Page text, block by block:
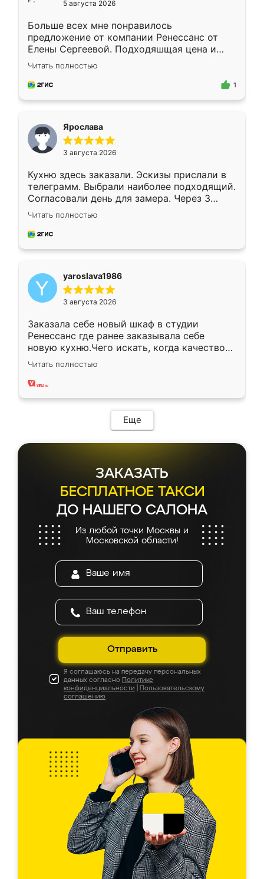
5 августа 2026
Больше всех мне понравилось
предложение от компании Ренессанс от
Елены Сергеевой. Подходяшщая цена и
короткие сроки изготовления. Приехавший
для замера сотрудник Владислав
предложил по моему эскизу самый
Читать полностью
1
Ярослава
3 августа 2026
Кухню здесь заказали. Эскизы прислали в
телеграмм. Выбрали наиболее подходящий.
Согласовали день для замера. Через 3
недели кухня была уже готова. Остались
довольны работой. Спасибо Ренессанс
мебель за качественную работу!
Читать полностью
yaroslava1986
3 августа 2026
Заказала себе новый шкаф в студии
Ренессанс где ранее заказывала себе
новую кухню.Чего искать, когда качеством
вполне довольна. Служит кухня уже почти
два года, нареканий нет.
Читать полностью
Еще
ЗАКАЗАТЬ
БЕСПЛАТНОЕ ТАКСИ
ДО НАШЕГО САЛОНА
Из любой точки Москвы и
Московской области!
Отправить
Я соглашаюсь на передачу персональных
данных согласно Политике
конфиденциальности
Пользовательскому
соглашению